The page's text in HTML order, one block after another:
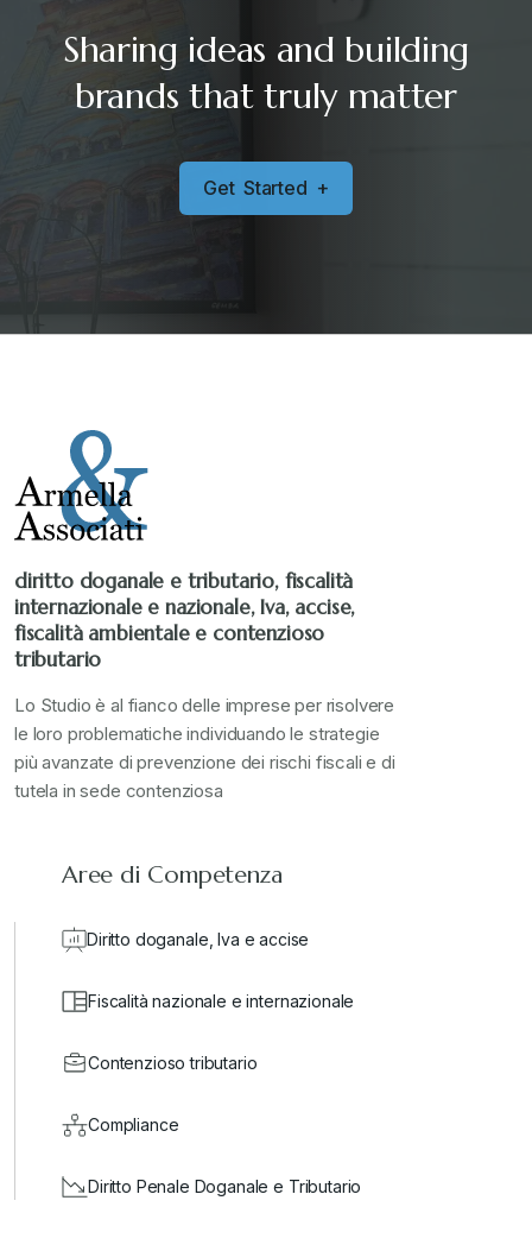
Sharing ideas and building
brands that truly matter
Get Started +
diritto doganale e tributario, fiscalità
internazionale e nazionale, Iva, accise,
fiscalità ambientale e contenzioso
tributario
Lo Studio è al fianco delle imprese per risolvere
le loro problematiche individuando le strategie
più avanzate di prevenzione dei rischi fiscali e di
tutela in sede contenziosa
Aree di Competenza
Diritto doganale, Iva e accise
Fiscalità nazionale e internazionale
Contenzioso tributario
Compliance
Diritto Penale Doganale e Tributario